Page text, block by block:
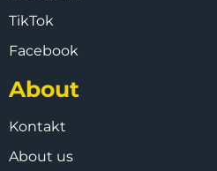
TikTok
Facebook
About
Kontakt
About us